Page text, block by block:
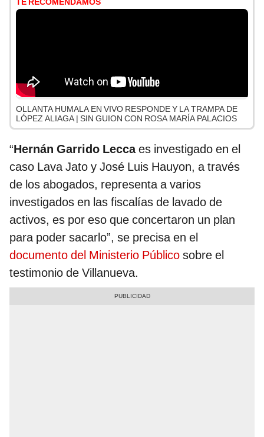
TE RECOMENDAMOS
OLLANTA HUMALA EN VIVO RESPONDE Y LA TRAMPA DE
LÓPEZ ALIAGA | SIN GUION CON ROSA MARÍA PALACIOS
“Hernán Garrido Leccaes investigado en el
caso Lava Jato y José Luis Hauyon, a través
de los abogados, representa a varios
investigados en las fiscalías de lavado de
activos, es por eso que concertaron un plan
para poder sacarlo”, se precisa en el
documento del Ministerio Público sobre el
testimonio de Villanueva.